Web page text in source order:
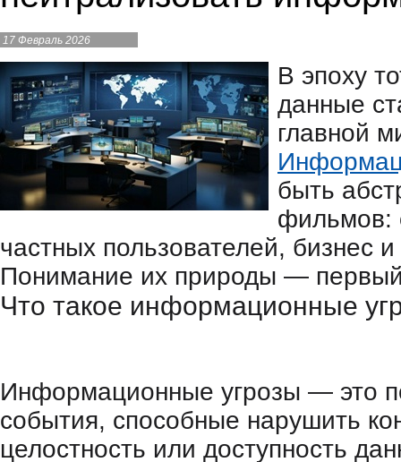
17 Февраль 2026
В эпоху
данные
главной
быть
фильмов:
частных пользователей, бизнес
Понимание их природы —
Что такое информационные
Информационные угрозы — это
события, способные нарушить
целостность или доступность